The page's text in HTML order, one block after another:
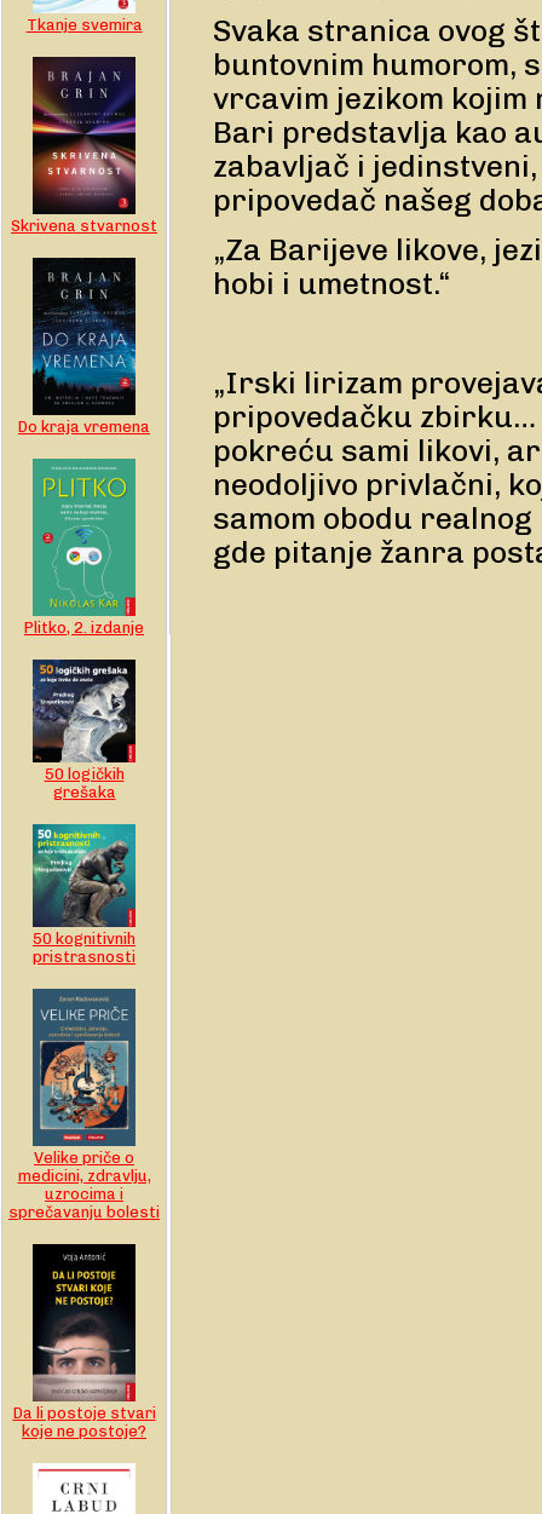
Tkanje svemira
Skrivena stvarnost
Do kraja vremena
Plitko, 2. izdanje
50 logičkih
grešaka
50 kognitivnih
pristrasnosti
Velike priče o
medicini, zdravlju,
uzrocima i
sprečavanju bolesti
Da li postoje stvari
koje ne postoje?
Svaka stranica ovog
buntovnim humorom,
vrcavim jezikom kojim
Bari predstavlja kao
zabavljač i
pripovedač našeg
„Za Barijeve likove,
hobi i umetnost.“
„Irski lirizam
pripovedačku
pokreću sami likovi,
neodoljivo privlačni,
samom obodu
gde pitanje žanra